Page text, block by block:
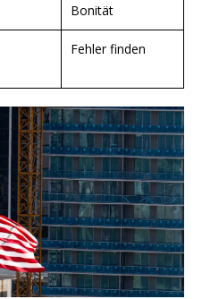
Bonität
Fehler finden